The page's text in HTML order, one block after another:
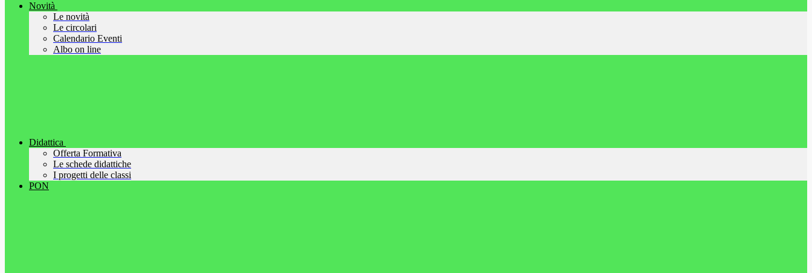
Novità
Le novità
Le circolari
Calendario Eventi
Albo on line
Didattica
Offerta Formativa
Le schede didattiche
I progetti delle classi
PON